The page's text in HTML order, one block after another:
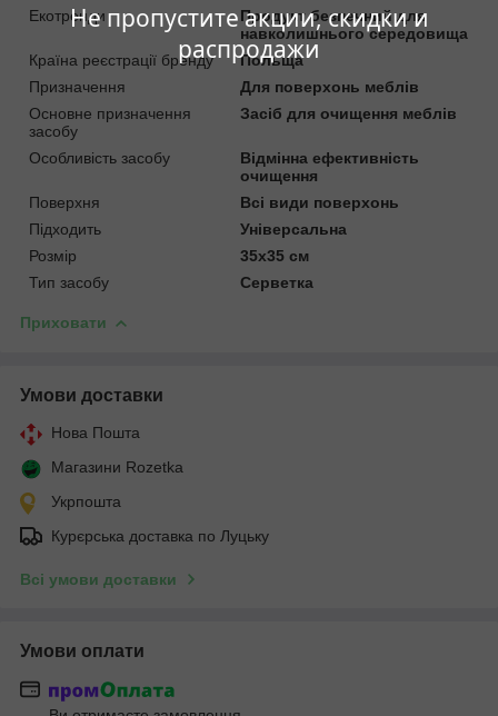
Не пропустите акции, скидки и
распродажи
Екотренди
Продукт безпечний для
навколишнього середовища
Країна реєстрації бренду
Польща
Призначення
Для поверхонь меблів
Основне призначення
засобу
Засіб для очищення меблів
Особливість засобу
Відмінна ефективність
очищення
Поверхня
Всі види поверхонь
Підходить
Універсальна
Розмір
35х35 см
Тип засобу
Серветка
Приховати
Умови доставки
Нова Пошта
Магазини Rozetka
Укрпошта
Курєрська доставка по Луцьку
Всі умови доставки
Умови оплати